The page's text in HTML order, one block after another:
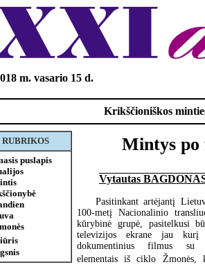
m. vasario 15 d.
Krikščioniškos
RUBRIKOS
puslapis
Mintys po
Vytautas
Pasitinkant artėjantį
100-metį Nacionalinio
kūrybinė grupė, pasitelkusi
televizijos ekrane jau
dokumentinius filmus su
elementais iš ciklo Žmonės,